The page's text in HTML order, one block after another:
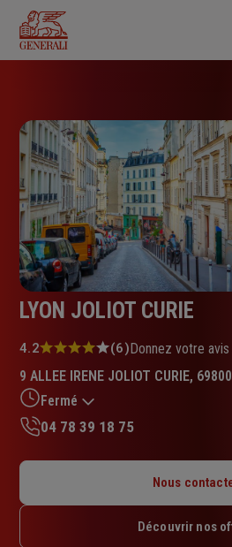
contenu
principal
LYON JOLIOT CURIE
Note
4.2
sur
5
étoiles
4.2 (6)Donnez votre avis
9 ALLEE IRENE JOLIOT CURIE,
Fermé
Mardi : 09h – 12h30 / 14h – 18h
Jeudi : 09h – 12h30 / 14h – 18h
04 78 39 18 75
Nous
Découvrir nos